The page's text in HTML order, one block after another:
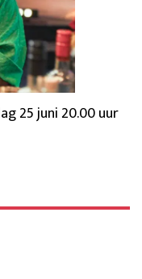
25 juni 20.00 uur